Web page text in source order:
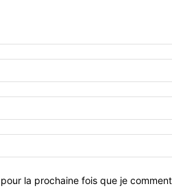
la prochaine fois que je